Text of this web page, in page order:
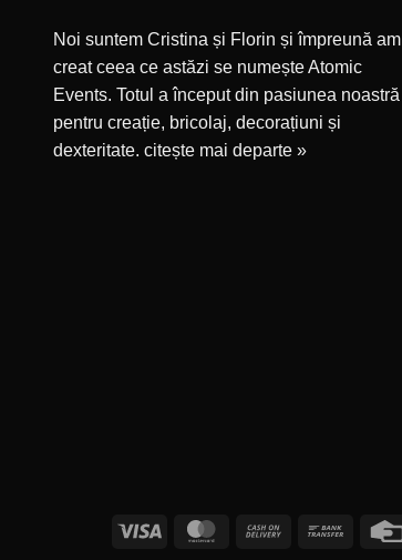
Noi suntem Cristina și Florin și împreună am
creat ceea ce astăzi se numește Atomic
Events. Totul a început din pasiunea noastră
pentru creație, bricolaj, decorațiuni și
dexteritate. citește mai departe »
Visa MasterCardCash
Bank